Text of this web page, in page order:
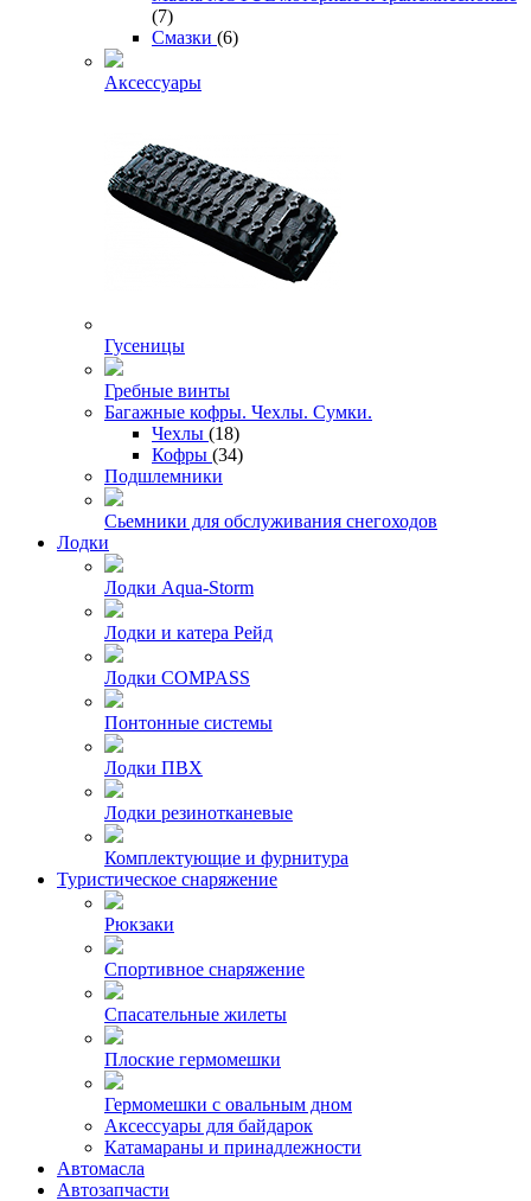
(7)
Смазки (6)
Аксессуары
Гусеницы
Гребные винты
Багажные кофры. Чехлы. Сумки.
Чехлы (18)
Кофры (34)
Подшлемники
Сьемники для обслуживания снегоходов
Лодки
Лодки Aqua-Storm
Лодки и катера Рейд
Лодки COMPASS
Понтонные системы
Лодки ПВХ
Лодки резинотканевые
Комплектующие и фурнитура
Туристическое снаряжение
Рюкзаки
Спортивное снаряжение
Спасательные жилеты
Плоские гермомешки
Гермомешки с овальным дном
Аксессуары для байдарок
Катамараны и принадлежности
Автомасла
Автозапчасти